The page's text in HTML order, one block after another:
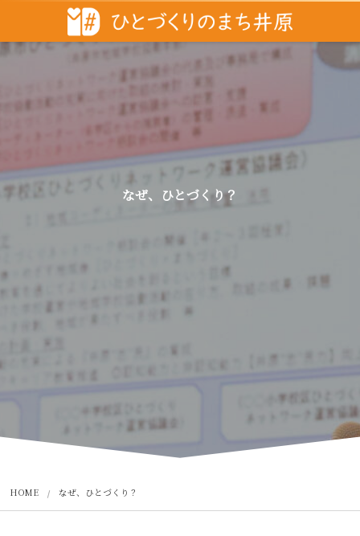
なぜ、ひとづくり？
HOME なぜ、ひとづくり？